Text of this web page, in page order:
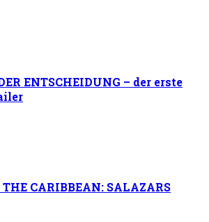
ENTSCHEIDUNG – der erste
THE CARIBBEAN: SALAZARS